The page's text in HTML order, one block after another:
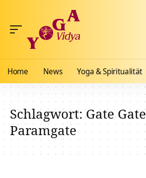
Home News Yoga & Spiritualität
Schlagwort:Gate Gate
Paramgate